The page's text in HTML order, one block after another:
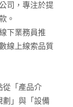
司，專注於提
。
下業務員推
線上線索品質
從「產品介
劃」與「設備